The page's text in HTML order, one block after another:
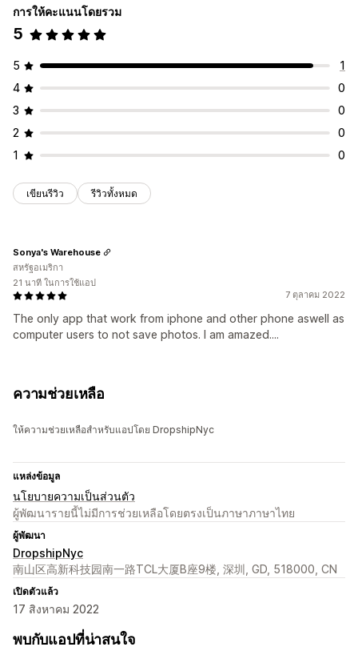
การให้คะแนนโดยรวม
5
5
1
4
0
3
0
2
0
1
0
เขียนรีวิว รีวิวทั้งหมด
7 ตุลาคม 2022
The only app that work from iphone and other phone aswell as
computer users to not save photos. I am amazed....
Sonya's Warehouse
สหรัฐอเมริกา
21 นาที ในการใช้แอป
ความช่วยเหลือ
ให้ความช่วยเหลือสำหรับแอปโดย DropshipNyc
แหล่งข้อมูล
นโยบายความเป็นส่วนตัว
ผู้พัฒนารายนี้ไม่มีการช่วยเหลือโดยตรงเป็นภาษาภาษาไทย
ผู้พัฒนา
DropshipNyc
南山区高新科技园南一路TCL大厦B座9楼, 深圳, GD, 518000, CN
เปิดตัวแล้ว
17 สิงหาคม 2022
พบกับแอปที่น่าสนใจ